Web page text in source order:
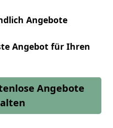
Angebote
Angebot für Ihren
Angebote